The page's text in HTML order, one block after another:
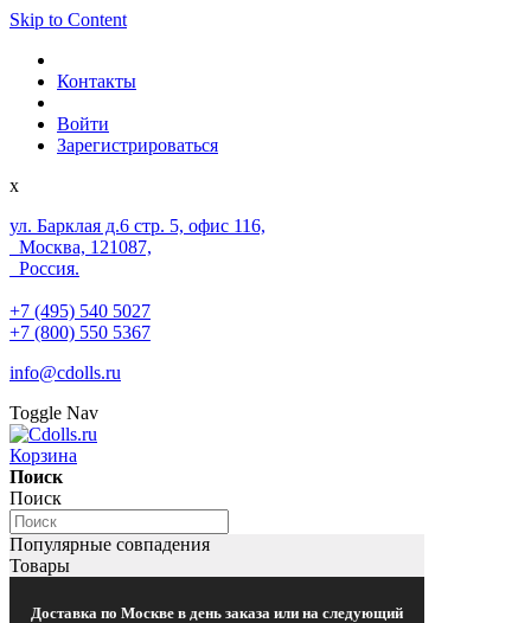
Skip to Content
Контакты
Войти
Зарегистрироваться
x
ул. Барклая д.6 стр. 5, офис 116,
Москва, 121087,
Россия.
+7 (495) 540 5027
+7 (800) 550 5367
info@cdolls.ru
Toggle Nav
Корзина
Поиск
Поиск
Популярные совпадения
Товары
Доставка по Москве в день заказа или на следующий